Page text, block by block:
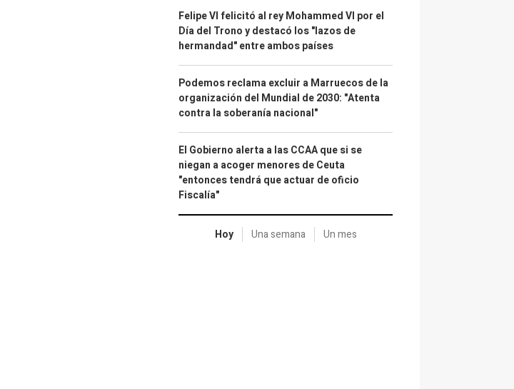
Felipe VI felicitó al rey Mohammed VI por el
Día del Trono y destacó los "lazos de
hermandad" entre ambos países
Podemos reclama excluir a Marruecos de la
organización del Mundial de 2030: "Atenta
contra la soberanía nacional"
El Gobierno alerta a las CCAA que si se
niegan a acoger menores de Ceuta
"entonces tendrá que actuar de oficio
Fiscalía"
Hoy Una semana Un mes